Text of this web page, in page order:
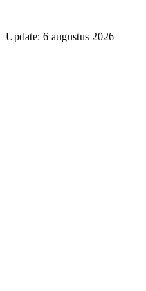
Update: 6 augustus 2026